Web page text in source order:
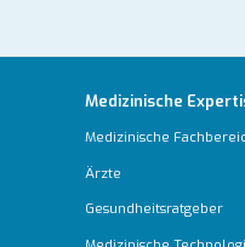
Medizinische
Medizinische
Ärzte
Gesundheitsratgeber